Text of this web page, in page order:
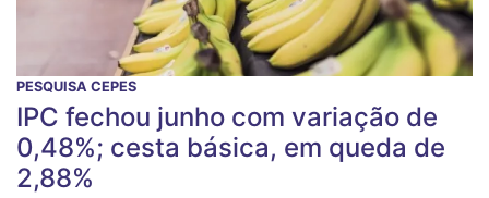
PESQUISA CEPES
IPC fechou junho com variação de
0,48%; cesta básica, em queda de
2,88%